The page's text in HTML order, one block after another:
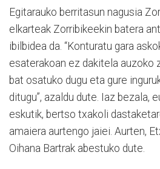
Egitarauko berritasun nagusia
elkarteak Zorribikeekin batera
ibilbidea da. “Konturatu gara
esaterakoan ez dakitela auzoko
bat osatuko dugu eta gure
ditugu”, azaldu dute. Iaz bezala,
eskutik, bertso txakoli
amaiera aurtengo jaiei. Aurten,
Oihana Bartrak abestuko dute.